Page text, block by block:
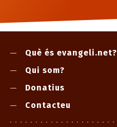
Què és evangeli.net?
Qui som?
Donatius
Contacteu